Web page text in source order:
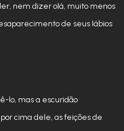
nem dizer olá, muito menos
de seus lábios
lo, mas a escuridão
cima dele, as feições de